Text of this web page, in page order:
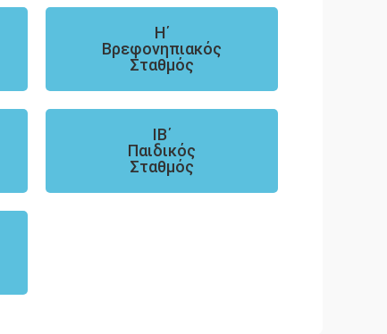
Η΄
Βρεφονηπιακός
Σταθμός
ΙΒ΄
Παιδικός
Σταθμός